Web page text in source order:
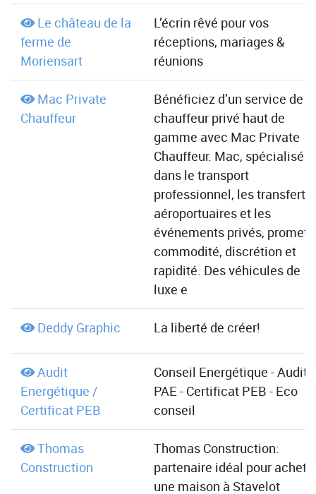
Le château de la
ferme de
Moriensart
L’écrin rêvé pour vos
réceptions, mariages &
réunions
Mac Private
Chauffeur
Bénéficiez d’un service de
chauffeur privé haut de
gamme avec Mac Private
Chauffeur. Mac, spécialisé
dans le transport
professionnel, les transferts
aéroportuaires et les
événements privés, promet
commodité, discrétion et
rapidité. Des véhicules de
luxe e
Deddy Graphic La liberté de créer!
Audit
Energétique /
Certificat PEB
Conseil Energétique - Audit
PAE - Certificat PEB - Eco
conseil
Thomas
Construction
Thomas Construction:
partenaire idéal pour
une maison à Stavelot